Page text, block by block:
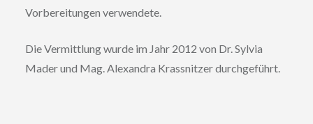
Vorbereitungen verwendete.
Die Vermittlung wurde im Jahr 2012 von Dr. Sylvia
Mader und Mag. Alexandra Krassnitzer durchgeführt.